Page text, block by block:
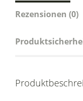
Rezensionen (0)